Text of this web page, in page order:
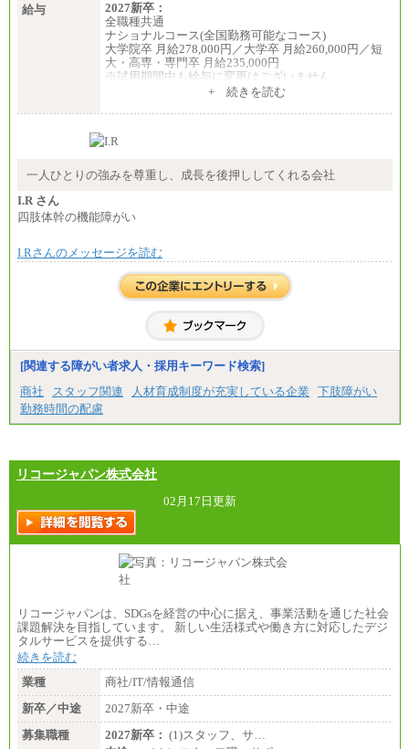
給与
2027新卒：
全職種共通
ナショナルコース(全国勤務可能なコース)
大学院卒 月給278,000円／大学卒 月給260,000円／短
大・高専・専門卒 月給235,000円
※試用期間中も給与に変更はございません
大学院卒 月給264,000円／大学卒 月給250,000円／短
※試用期間中も給与に変更はございません
月給：250,000円～400,000円
+ 続きを読む
一人ひとりの強みを尊重し、成長を後押ししてくれる会社
I.R さん
四肢体幹の機能障がい
I.Rさんのメッセージを読む
[関連する障がい者求人・採用キーワード検索]
商社
スタッフ関連 人材育成制度が充実している企業
下肢障がい
勤務時間の配慮
リコージャパン株式会社
02月17日更新
リコージャパンは、SDGsを経営の中心に据え、事業活動を通じた社会
課題解決を目指しています。 新しい生活様式や働き方に対応したデジ
タルサービスを提供する…
続きを読む
業種
商社/IT/情報通信
新卒／中途
2027新卒・中途
募集職種
2027新卒： (1)スタッフ、サ…